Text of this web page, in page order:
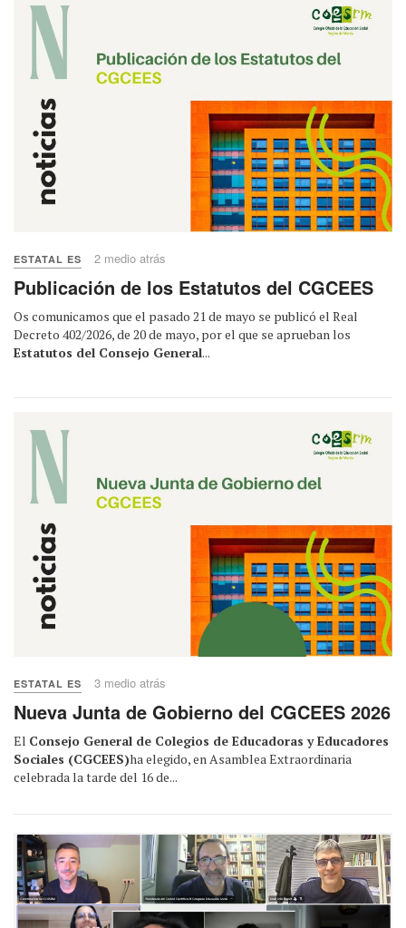
ESTATAL ES 2 medio atrás
Publicación de los Estatutos del CGCEES
Os comunicamos que el pasado 21 de mayo se publicó el Real
Decreto 402/2026, de 20 de mayo, por el que se aprueban los
Estatutos del Consejo General...
ESTATAL ES 3 medio atrás
Nueva Junta de Gobierno del CGCEES 2026
El Consejo General de Colegios de Educadoras y Educadores
Sociales (CGCEES)ha elegido, en Asamblea Extraordinaria
celebrada la tarde del 16 de...